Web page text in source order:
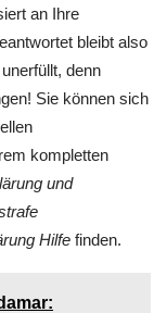
an Ihre
bleibt also
denn
Sie können sich
kompletten
und
Hilfe finden.